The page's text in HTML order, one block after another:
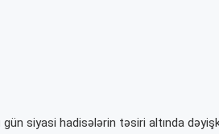
gün siyasi hadisələrin təsiri altında